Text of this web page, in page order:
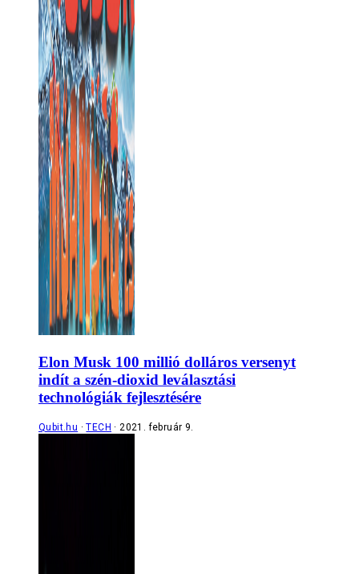
Elon Musk 100 millió dolláros versenyt
indít a szén-dioxid leválasztási
technológiák fejlesztésére
Qubit.hu TECH 2021. február 9.